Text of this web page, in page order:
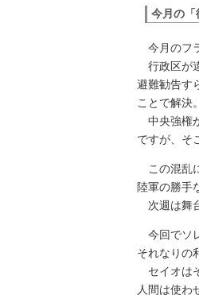
今月の「
今月のフ
行政区が
避難勧告す
ことで解決。
中央強権
ですが、そ
この混乱
陸軍の勝手
次週は舞
今回でソ
それなりの
セイオは
人間は使わ